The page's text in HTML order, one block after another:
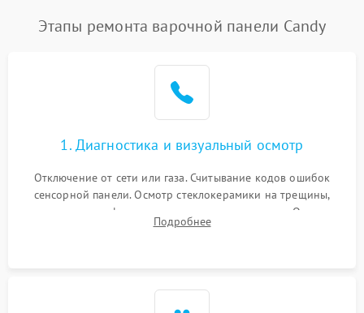
Этапы ремонта варочной панели Candy
1. Диагностика и визуальный осмотр
Отключение от сети или газа. Считывание кодов ошибок
сенсорной панели. Осмотр стеклокерамики на трещины,
проверка конфорок на равномерность нагрева. Опрос
клиента о симптомах (не включается, не видит посуду,
Подробнее